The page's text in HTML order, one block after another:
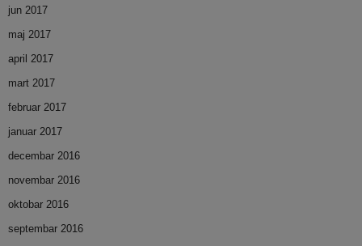
jun 2017
maj 2017
april 2017
mart 2017
februar 2017
januar 2017
decembar 2016
novembar 2016
oktobar 2016
septembar 2016